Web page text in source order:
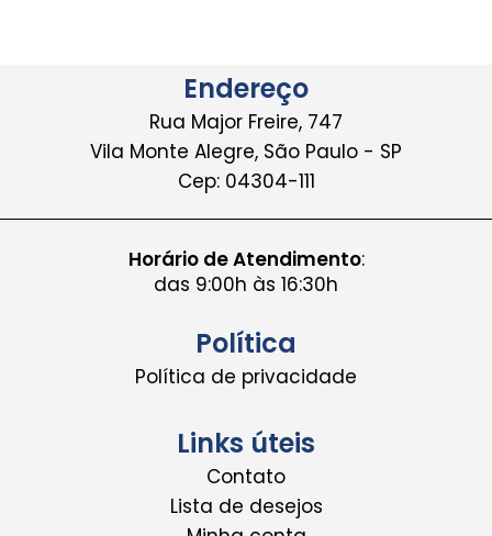
Endereço
Rua Major Freire, 747
Vila Monte Alegre, São Paulo - SP
Cep: 04304-111
Horário de Atendimento:
das 9:00h às 16:30h
Política
Política de privacidade
Links úteis
Contato
Lista de desejos